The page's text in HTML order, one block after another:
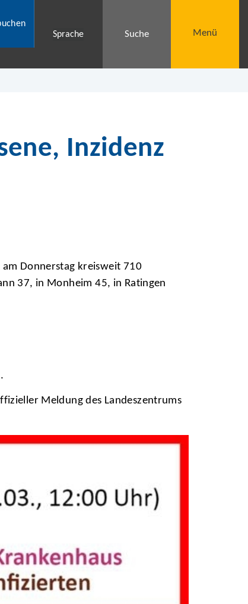
Sprache
Suche Menü
Inzidenz
am Donnerstag kreisweit 710
37, in Monheim 45, in Ratingen
Meldung des Landeszentrums